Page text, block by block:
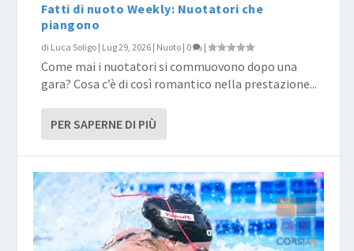
Fatti di nuoto Weekly: Nuotatori che
piangono
di Luca Soligo | Lug 29, 2026 | Nuoto | 0 |
Come mai i nuotatori si commuovono dopo una
gara? Cosa c’è di così romantico nella prestazione...
PER SAPERNE DI PIÙ